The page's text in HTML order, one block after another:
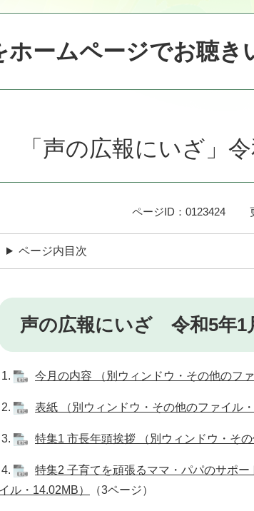
ホームページでお聴
「声の広報にいざ」
ページID：0123424
ページ内目次
声の広報にいざ 令和5年
1. 今月の内容 （別ウィンドウ・その他のフ
2. 表紙 （別ウィンドウ・その他のファイル・
3. 特集1 市長年頭挨拶 （別ウィンドウ・そ
4.
特集2 子育てを頑張るママ・パパのサポ
イル・14.02MB）
（3ページ）